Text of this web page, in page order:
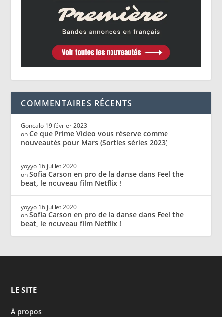
COMMENTAIRES RÉCENTS
Goncalo 19 février 2023
onCe que Prime Video vous réserve comme
nouveautés pour Mars (Sorties séries 2023)
yoyyo 16 juillet 2020
onSofia Carson en pro de la danse dans Feel the
beat, le nouveau film Netflix !
yoyyo 16 juillet 2020
onSofia Carson en pro de la danse dans Feel the
beat, le nouveau film Netflix !
LE SITE
À propos